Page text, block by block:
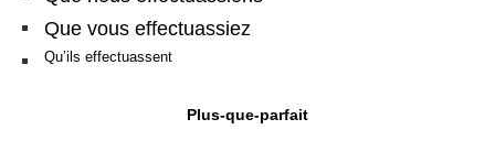
Que vous effectuassiez
Qu’ils effectuassent
Plus-que-parfait